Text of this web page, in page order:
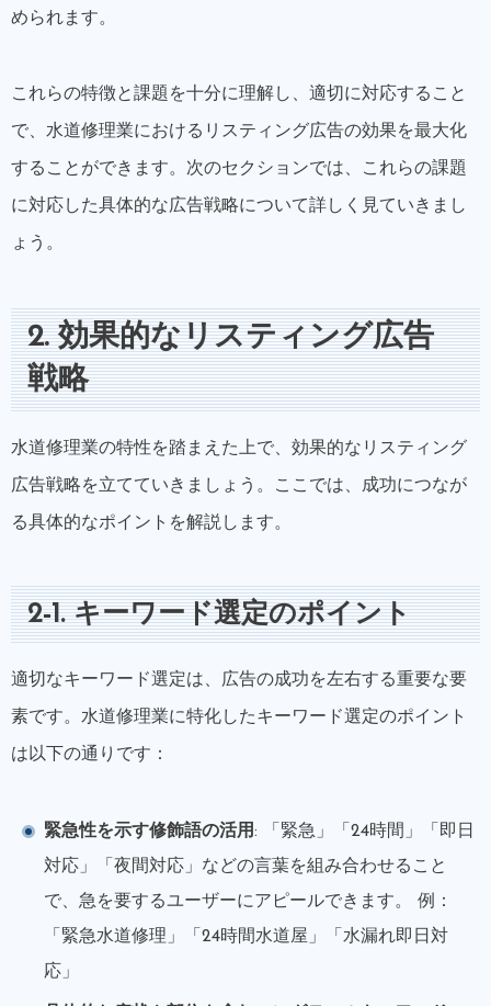
められます。
これらの特徴と課題を十分に理解し、適切に対応すること
で、水道修理業におけるリスティング広告の効果を最大化
することができます。次のセクションでは、これらの課題
に対応した具体的な広告戦略について詳しく見ていきまし
ょう。
2. 効果的なリスティング広告
戦略
水道修理業の特性を踏まえた上で、効果的なリスティング
広告戦略を立てていきましょう。ここでは、成功につなが
る具体的なポイントを解説します。
2-1. キーワード選定のポイント
適切なキーワード選定は、広告の成功を左右する重要な要
素です。水道修理業に特化したキーワード選定のポイント
は以下の通りです：
緊急性を示す修飾語の活用: 「緊急」「24時間」「即日
対応」「夜間対応」などの言葉を組み合わせること
で、急を要するユーザーにアピールできます。 例：
「緊急水道修理」「24時間水道屋」「水漏れ即日対
応」